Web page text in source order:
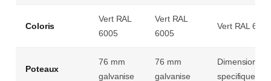
Coloris
Vert RAL
6005
Vert RAL
6005
Vert RAL 6005
Poteaux
76 mm
galvanise
76 mm
galvanise
specifique